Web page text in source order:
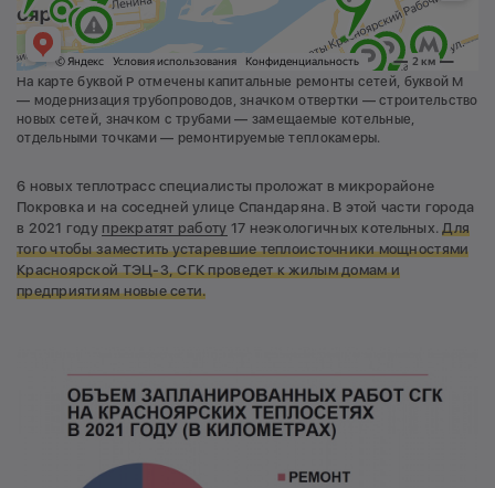
На карте буквой Р отмечены капитальные ремонты сетей, буквой М
— модернизация трубопроводов, значком отвертки — строительство
новых сетей, значком с трубами — замещаемые котельные,
отдельными точками — ремонтируемые теплокамеры.
6 новых теплотрасс специалисты проложат в микрорайоне
Покровка и на соседней улице Спандаряна. В этой части города
в 2021 году прекратят работу 17 неэкологичных котельных.Для
того чтобы заместить устаревшие теплоисточники мощностями
Красноярской ТЭЦ-3, СГК проведет к жилым домам и
предприятиям новые сети.